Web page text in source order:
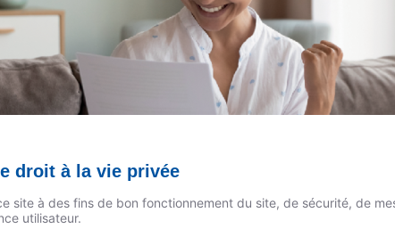
droit à la vie privée
site à des fins de bon fonctionnement du site, de sécurité, de
utilisateur.